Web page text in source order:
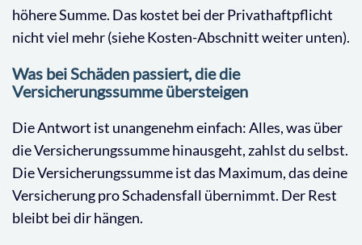
höhere Summe. Das kostet bei der Privathaftpflicht
nicht viel mehr (siehe Kosten-Abschnitt weiter unten).
Was bei Schäden passiert, die die
Versicherungssumme übersteigen
Die Antwort ist unangenehm einfach: Alles, was über
die Versicherungssumme hinausgeht, zahlst du selbst.
Die Versicherungssumme ist das Maximum, das deine
Versicherung pro Schadensfall übernimmt. Der Rest
bleibt bei dir hängen.